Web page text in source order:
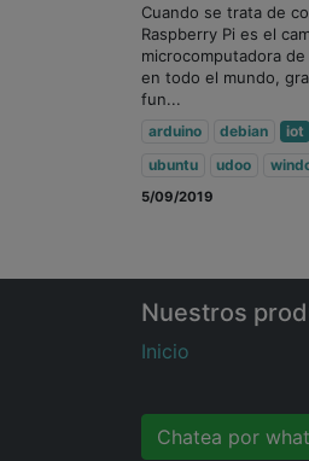
Cuando se trata de
Raspberry Pi es el
microcomputadora
en todo el mundo,
fun...
arduino debian iot
ubuntu
udoo
5/09/2019
Nuestros
Inicio
Chatea por